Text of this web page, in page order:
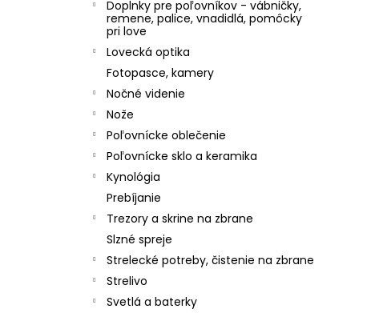
Doplnky pre poľovníkov - vábničky,
remene, palice, vnadidlá, pomôcky
pri love
Lovecká optika
Fotopasce, kamery
Nočné videnie
Nože
Poľovnícke oblečenie
Poľovnícke sklo a keramika
Kynológia
Prebíjanie
Trezory a skrine na zbrane
Slzné spreje
Strelecké potreby, čistenie na zbrane
Strelivo
Svetlá a baterky